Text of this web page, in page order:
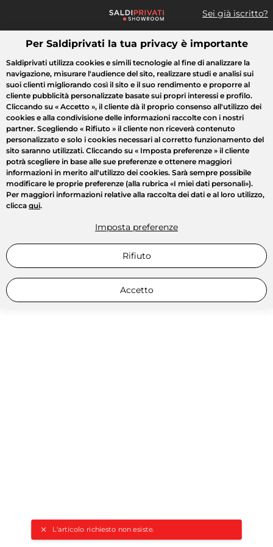
Sei già iscritto?
Cosa cerchi?
L'articolo richiesto non esiste.
Tutte le vendite Moda Casa Bellezza Elettrodomestici
Per Saldiprivati la tua privacy è importante
Saldiprivati utilizza cookies e simili tecnologie al fine di analizzare la
navigazione, misurare l'audience del sito, realizzare studi e analisi sui
suoi clienti migliorando così il sito e il suo rendimento e proporre al
cliente pubblicità personalizzate basate sui propri interessi e profilo.
Cliccando su « Accetto », il cliente dà il proprio consenso all'utilizzo dei
cookies e alla condivisione delle informazioni raccolte con i nostri
partner. Scegliendo « Rifiuto » il cliente non riceverà contenuto
personalizzato e solo i cookies necessari al corretto funzionamento del
sito saranno utilizzati. Cliccando su « Imposta preferenze » il cliente
potrà scegliere in base alle sue preferenze e ottenere maggiori
informazioni in merito all'utilizzo dei cookies. Sarà sempre possibile
modificare le proprie preferenze (alla rubrica «I miei dati personali»).
Per maggiori informazioni relative alla raccolta dei dati e al loro utilizzo,
clicca qui.
Imposta preferenze
Rifiuto
Accetto